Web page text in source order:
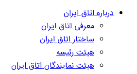
درباره اتاق ایران
معرفی اتاق ایران
ساختار اتاق ایران
هیئت رئیسه
هیئت نمایندگان اتاق ایران